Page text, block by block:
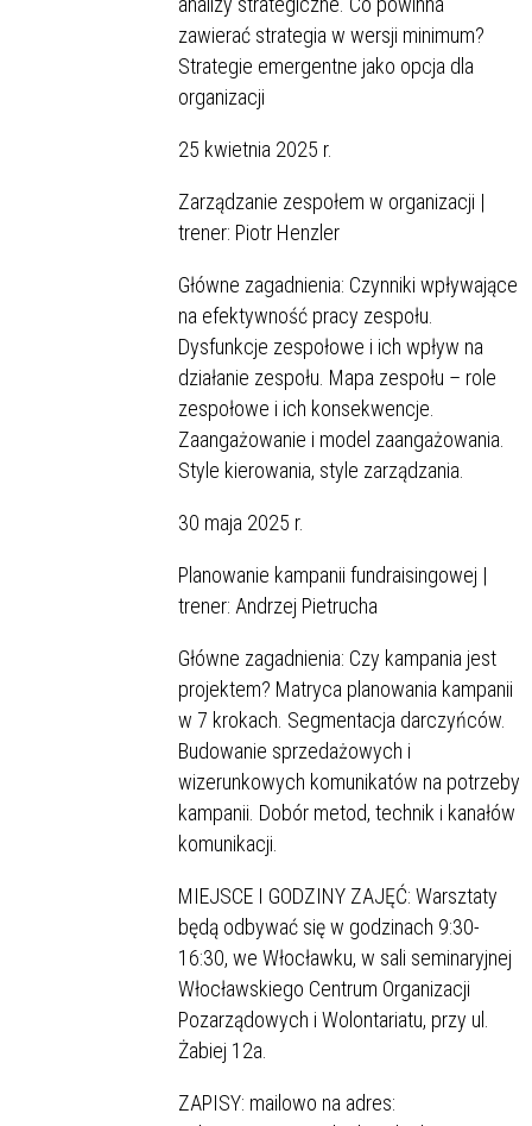
zawierać strategia w wersji minimum?
Strategie emergentne jako opcja dla
organizacji
25 kwietnia 2025 r.
Zarządzanie zespołem w organizacji |
trener: Piotr Henzler
Główne zagadnienia: Czynniki wpływające
na efektywność pracy zespołu.
Dysfunkcje zespołowe i ich wpływ na
działanie zespołu. Mapa zespołu – role
zespołowe i ich konsekwencje.
Zaangażowanie i model zaangażowania.
Style kierowania, style zarządzania.
30 maja 2025 r.
Planowanie kampanii fundraisingowej |
trener: Andrzej Pietrucha
Główne zagadnienia: Czy kampania jest
projektem? Matryca planowania kampanii
w 7 krokach. Segmentacja darczyńców.
Budowanie sprzedażowych i
wizerunkowych komunikatów na potrzeby
kampanii. Dobór metod, technik i kanałów
komunikacji.
MIEJSCE I GODZINY ZAJĘĆ: Warsztaty
będą odbywać się w godzinach 9:30-
16:30, we Włocławku, w sali seminaryjnej
Włocławskiego Centrum Organizacji
Pozarządowych i Wolontariatu, przy ul.
Żabiej 12a.
ZAPISY: mailowo na adres: